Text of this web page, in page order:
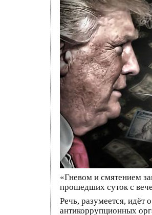
«Гневом и смятением
прошедших суток с
Речь, разумеется, идёт
антикоррупционных